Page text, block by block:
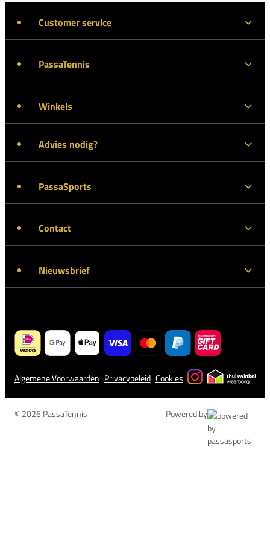
Customer service
PassaTennis
Winkels
Advies nodig?
PassaSports
Contact
Nieuwsbrief
Algemene Voorwaarden Privacybeleid Cookies
© 2026 PassaTennis Powered by